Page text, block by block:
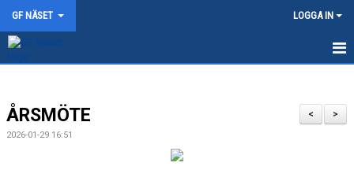
GF NÄSET LOGGA IN
NYHETER >
<
ÅRSMÖTE
2026-01-29 16:51